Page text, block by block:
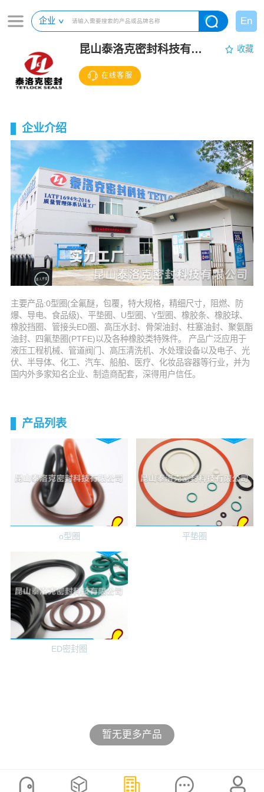
企业 En
昆山泰洛克密封科技有限公司 收藏
在线客服
企业介绍
主要产品:0型圈(全氟醚，包覆，特大规格，精细尺寸，阻燃、防
爆、导电、食品级)、平垫圈、U型圈、Y型圈、橡胶条、橡胶球、
橡胶挡圈、管接头ED圈、高压水封、骨架油封、柱塞油封、聚氨酯
油封、四氟垫圈(PTFE)以及各种橡胶类特殊件。 产品广泛应用于
液压工程机械、管道阀门、高压清洗机、水处理设备以及电子、光
伏、半导体、化工、汽车、船舶、医疗、化妆品容器等行业，并为
国内外多家知名企业、制造商配套，深得用户信任。
产品列表
o型圈 平垫圈
ED密封圈
暂无更多产品